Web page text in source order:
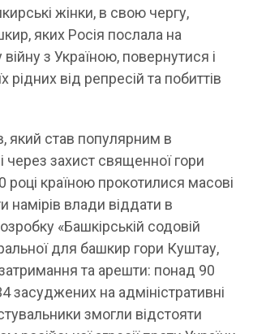
жінки, в свою чергу,
яких Росія послала на
з Україною, повернутися і
рідних від репресій та побиттів
який став популярним в
через захист священної гори
році країною прокотилися масові
намірів влади віддати в
«Башкірській содовій
для башкир гори Куштау,
та арешти: понад 90
засуджених на адміністративні
змогли відстояти